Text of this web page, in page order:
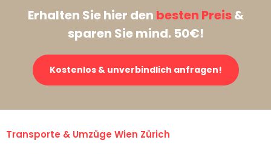
Erhalten Sie hier den besten Preis&
sparen Sie mind. 50€!
Kostenlos & unverbindlich anfragen!
Transporte & Umzüge Wien Zürich